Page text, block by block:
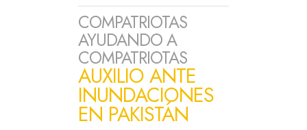
COMPATRIOTAS
AYUDANDO A
COMPATRIOTAS
AUXILIO ANTE
INUNDACIONES
EN PAKISTÁN